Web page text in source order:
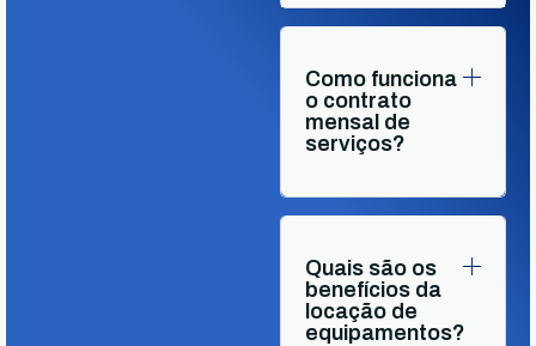
Como funciona
o contrato
mensal de
serviços?
Quais são os
benefícios da
locação de
equipamentos?